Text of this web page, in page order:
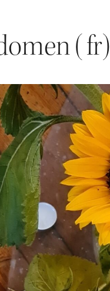
(fr)